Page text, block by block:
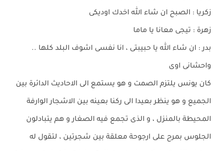
زكريا : الصبح ان شاء الله اخدك اوديكى
زهرة : تيجى معانا يا ماما
بدر : ان شاء الله يا حبيبتى ، انا نفسى اشوف البلد كلها ..
واحشانى اوى
كان يونس يلتزم الصمت و هو يستمع الى الاحاديث الدائرة بين
الجميع و هو ينظر بعيدا الى ركنا بعينه بين الاشجار الوارفة
المحيطة بالمنزل ، و الذى تجمع فيه الصغار و هم يتبادلون
الجلوس بمرح على ارجوحة معلقة بين شجرتين ، لتقول له